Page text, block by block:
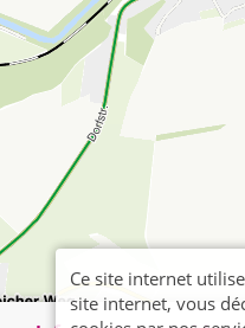
Ce site internet
site internet, vous